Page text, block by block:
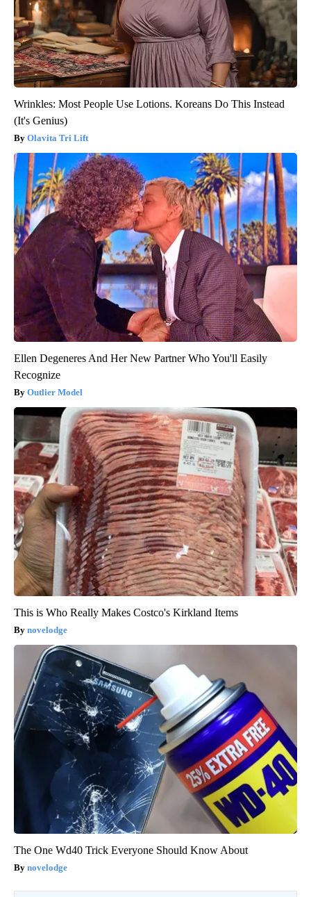
Wrinkles: Most People Use Lotions. Koreans Do This Instead
(It's Genius)
Olavita Tri Lift
Ellen Degeneres And Her New Partner Who You'll Easily
Recognize
Outlier Model
This is Who Really Makes Costco's Kirkland Items
novelodge
The One Wd40 Trick Everyone Should Know About
novelodge